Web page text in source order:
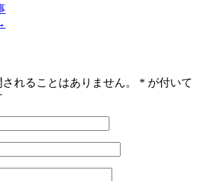
れることはありません。 * が付いて